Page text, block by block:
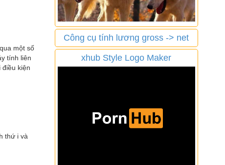
một số
tính liên
kiện
thứ i và
Công cụ tính lương gross -> net
xhub Style Logo Maker